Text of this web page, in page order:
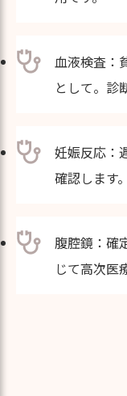
血液検査：
として。診
妊娠反応：
確認します。
腹腔鏡：確
じて高次医